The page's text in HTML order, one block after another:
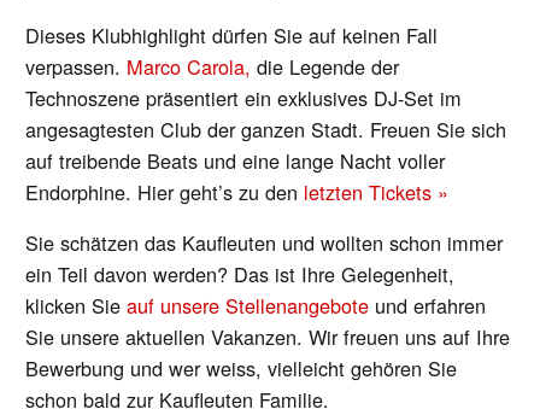
Dieses Klubhighlight dürfen Sie auf keinen Fall
verpassen. Marco Carola, die Legende der
Technoszene präsentiert ein exklusives DJ-Set im
angesagtesten Club der ganzen Stadt. Freuen Sie sich
auf treibende Beats und eine lange Nacht voller
Endorphine. Hier geht’s zu den letzten Tickets »
Sie schätzen das Kaufleuten und wollten schon immer
ein Teil davon werden? Das ist Ihre Gelegenheit,
klicken Sieauf unsere Stellenangebote und erfahren
Sie unsere aktuellen Vakanzen. Wir freuen uns auf Ihre
Bewerbung und wer weiss, vielleicht gehören Sie
schon bald zur Kaufleuten Familie.